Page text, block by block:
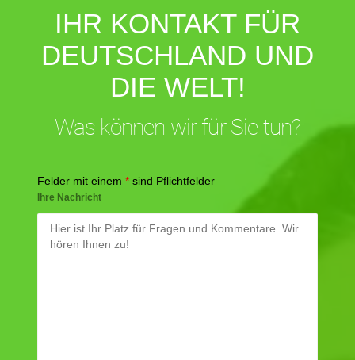
IHR KONTAKT FÜR
DEUTSCHLAND UND
DIE WELT!
Was können wir für Sie tun?
Felder mit einem * sind Pflichtfelder
Ihre Nachricht